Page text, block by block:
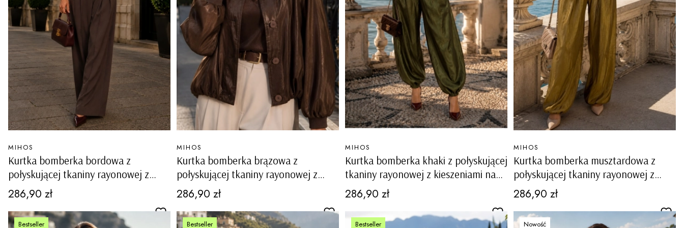
Kurtka bomberka bordowa z
połyskującej tkaniny rayonowej z
kieszeniami na guziki Paularo
PRODUCENT
MIHOS
Cena
286,90 zł
Kurtka bomberka brązowa z
połyskującej tkaniny rayonowej z
kieszeniami na guziki Paularo
PRODUCENT
MIHOS
Cena
286,90 zł
Kurtka bomberka khaki z połyskującej
tkaniny rayonowej z kieszeniami na
guziki Paularo
PRODUCENT
MIHOS
Cena
286,90 zł
Kurtka bomberka musztardowa z
połyskującej tkaniny rayonowej z
kieszeniami na guziki Paularo
PRODUCENT
MIHOS
Cena
286,90 zł
Bestseller Bestseller Bestseller Nowość